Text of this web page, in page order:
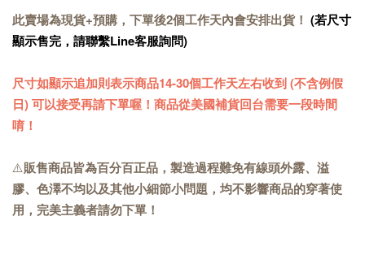
此賣場為現貨+預購，下單後2個工作天內會安排出貨！ (若尺寸
顯示售完，請聯繫Line客服詢問)
尺寸如顯示追加則表示商品14-30個工作天左右收到 (不含例假
日) 可以接受再請下單喔！商品從美國補貨回台需要一段時間
唷！
⚠️販售商品皆為百分百正品，製造過程難免有線頭外露、溢
膠、色澤不均以及其他小細節小問題，均不影響商品的穿著使
用，完美主義者請勿下單！